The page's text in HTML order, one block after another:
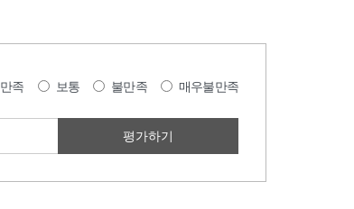
만족 보통 불만족 매우불만족